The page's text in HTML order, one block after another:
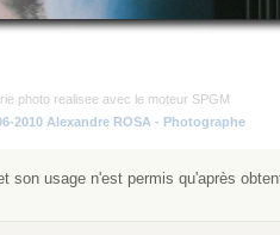
photo realisee avec le moteur SPGM
2010 Alexandre ROSA - Photographe
son usage n'est permis qu'après